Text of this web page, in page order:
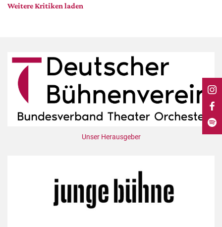
DdB-map
Festival-Planer
Hefte
Alle Hefte
Leseproben
Newsletter
Autor:innen
Weitere Kritiken laden
Unser Herausgeber